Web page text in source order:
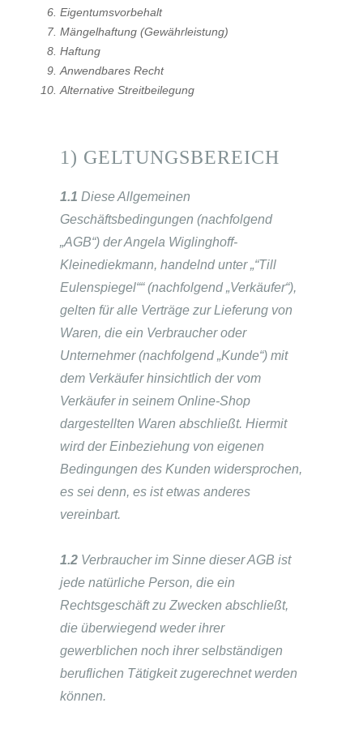
Eigentumsvorbehalt
Mängelhaftung (Gewährleistung)
Haftung
Anwendbares Recht
Alternative Streitbeilegung
1) GELTUNGSBEREICH
1.1 Diese Allgemeinen
Geschäftsbedingungen (nachfolgend
„AGB“) der Angela Wiglinghoff-
Kleinediekmann, handelnd unter „“Till
Eulenspiegel““ (nachfolgend „Verkäufer“),
gelten für alle Verträge zur Lieferung von
Waren, die ein Verbraucher oder
Unternehmer (nachfolgend „Kunde“) mit
dem Verkäufer hinsichtlich der vom
Verkäufer in seinem Online-Shop
dargestellten Waren abschließt. Hiermit
wird der Einbeziehung von eigenen
Bedingungen des Kunden widersprochen,
es sei denn, es ist etwas anderes
vereinbart.
1.2 Verbraucher im Sinne dieser AGB ist
jede natürliche Person, die ein
Rechtsgeschäft zu Zwecken abschließt,
die überwiegend weder ihrer
gewerblichen noch ihrer selbständigen
beruflichen Tätigkeit zugerechnet werden
können.